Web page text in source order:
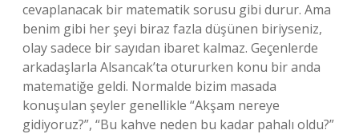
cevaplanacak bir matematik sorusu gibi durur. Ama
benim gibi her şeyi biraz fazla düşünen biriyseniz,
olay sadece bir sayıdan ibaret kalmaz. Geçenlerde
arkadaşlarla Alsancak’ta otururken konu bir anda
matematiğe geldi. Normalde bizim masada
konuşulan şeyler genellikle “Akşam nereye
gidiyoruz?”, “Bu kahve neden bu kadar pahalı oldu?”